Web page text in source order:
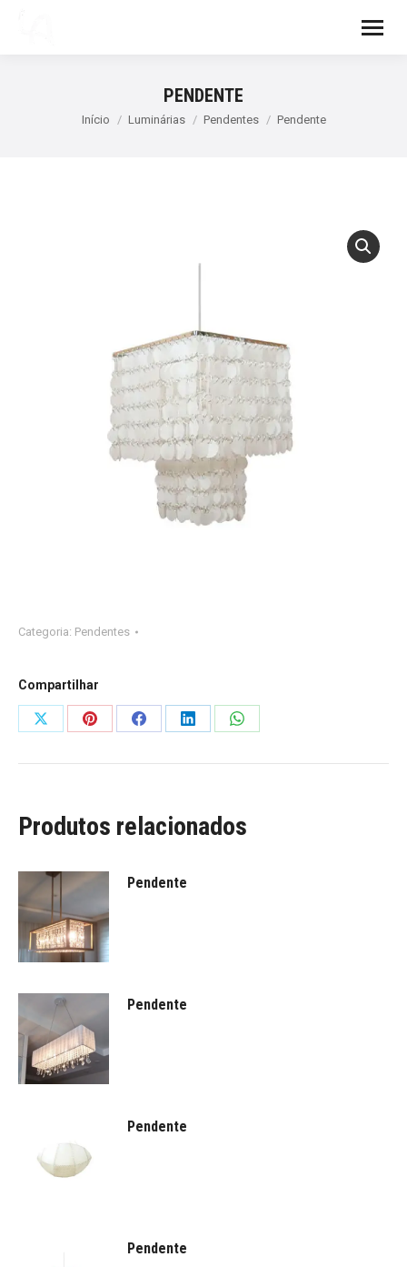
PENDENTE
Você está aqui:
Início Luminárias Pendentes Pendente
Categoria: Pendentes
Compartilhar
CompartilharCompartilharCompartilharCompartilharCompartilhar
Produtos relacionados
Pendente
Pendente
Pendente
Pendente